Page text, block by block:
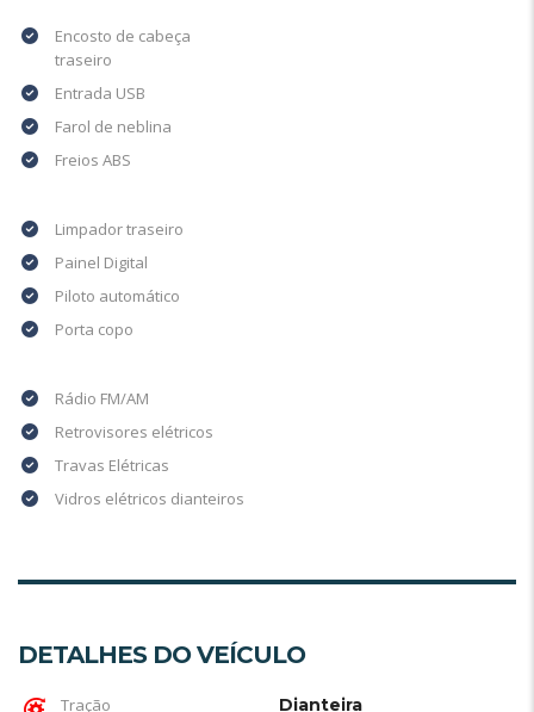
Encosto de cabeça
traseiro
Entrada USB
Farol de neblina
Freios ABS
Limpador traseiro
Painel Digital
Piloto automático
Porta copo
Rádio FM/AM
Retrovisores elétricos
Travas Elétricas
Vidros elétricos dianteiros
DETALHES DO VEÍCULO
Tração Dianteira